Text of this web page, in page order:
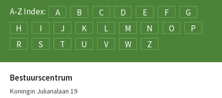
A-Z Index: A B C D E F
G
H
I J K L M N O
P
R
S T U V W Z
Bestuurscentrum
Koningin Julianalaan 19